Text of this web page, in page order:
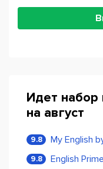
Идет набор
на август
9.8
9.8 English Prime